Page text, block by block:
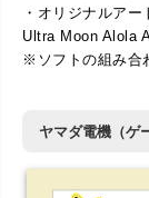
・オリジナルア
Ultra Moon Alola
※ソフトの組み合
ヤマダ電機（ゲ